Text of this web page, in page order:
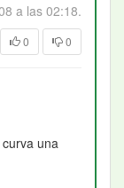
a las 02:18.
0 0
una